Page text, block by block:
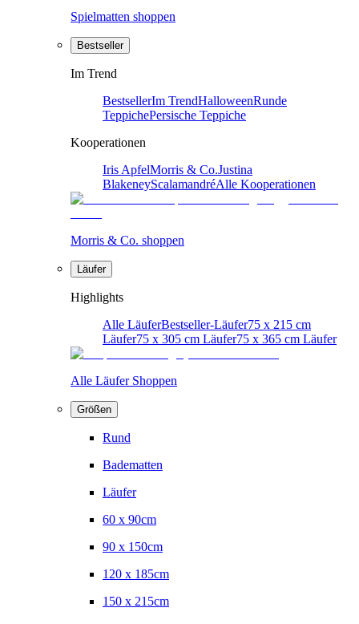
Spielmatten shoppen
Bestseller
Im Trend
BestsellerIm TrendHalloweenRunde
TeppichePersische Teppiche
Kooperationen
Iris ApfelMorris & Co.Justina
BlakeneyScalamandréAlle Kooperationen
Morris & Co. shoppen
Läufer
Highlights
Alle LäuferBestseller-Läufer75 x 215 cm
Läufer75 x 305 cm Läufer75 x 365 cm Läufer
Alle Läufer Shoppen
Größen
Rund
Badematten
Läufer
60 x 90cm
90 x 150cm
120 x 185cm
150 x 215cm